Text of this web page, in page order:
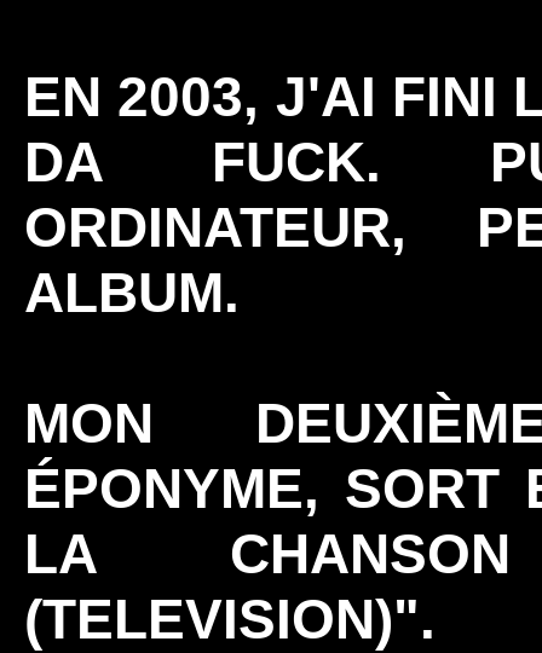
EN 2003, J'AI FINI
DA FUCK.
ORDINATEUR,
ALBUM.
MON
ÉPONYME, SORT
LA
(TELEVISION)".